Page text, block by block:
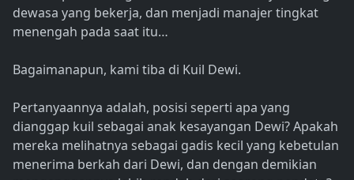
dewasa yang bekerja, dan menjadi manajer tingkat
menengah pada saat itu…
Bagaimanapun, kami tiba di Kuil Dewi.
Pertanyaannya adalah, posisi seperti apa yang
dianggap kuil sebagai anak kesayangan Dewi? Apakah
mereka melihatnya sebagai gadis kecil yang kebetulan
menerima berkah dari Dewi, dan dengan demikian